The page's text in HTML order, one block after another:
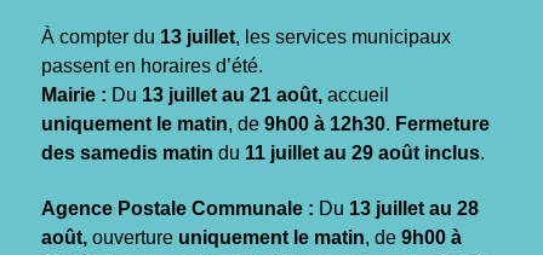
À compter du 13 juillet, les services municipaux
passent en horaires d’été.
Mairie : Du 13 juillet au 21 août, accueil
uniquement le matin, de 9h00 à 12h30. Fermeture
des samedis matin du 11 juillet au 29 août inclus.
Agence Postale Communale : Du 13 juillet au 28
août, ouverture uniquement le matin, de 9h00 à